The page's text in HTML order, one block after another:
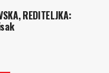
REDITELJKA: